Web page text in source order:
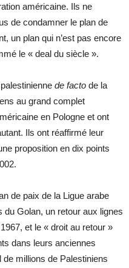
américaine. Ils ne
de condamner le plan de
un plan qui n’est pas encore
le « deal du siècle ».
de facto de la
au grand complet
en Pologne et ont
Ils ont réaffirmé leur
proposition en dix points
de paix de la Ligue arabe
Golan, un retour aux lignes
et le « droit au retour »
dans leurs anciennes
millions de Palestiniens